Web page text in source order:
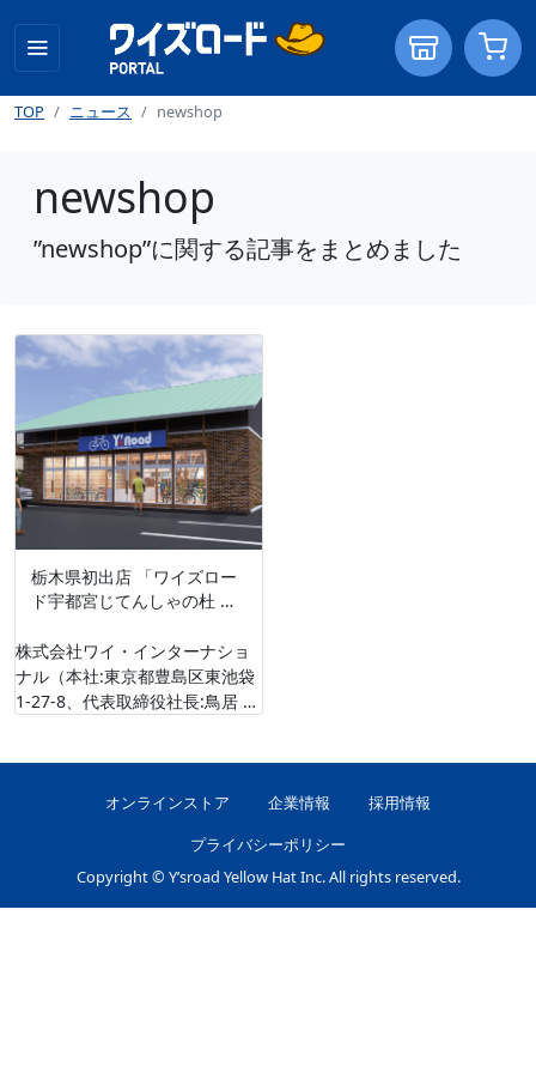
TOP ニュース newshop
newshop
”newshop”に関する記事をまとめました
栃木県初出店 「ワイズロー
ド宇都宮じてんしゃの杜 …
株式会社ワイ・インターナショ
ナル（本社:東京都豊島区東池袋
1-27-8、代表取締役社長:鳥居 恵
オンラインストア 企業情報
採用情報
プライバシーポリシー
Copyright © Y’sroad Yellow Hat Inc. All rights reserved.